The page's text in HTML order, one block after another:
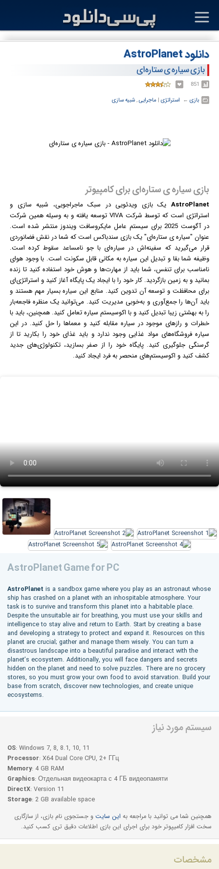
دانلود AstroPlanet
بازی سیاره ی ستاره‌ای
851
بازی ← ‏ استراتژی ‏| ماجرایی,شبیه سازی
بازی سیاره ی ستاره‌ای برای کامپیوتر
AstroPlanet یکبازی ویدئویی در سبک ماجراجویی، شبیه سازی و
استراتژی است که توسط شرکت VIVA توسعه یافته و به وسیله همین شرکت
در آگوست 2025 برای سیستم عامل مایکروسافت
ویندوزمنتشر شده است.
عنوان "سیاره ی ستاره‌ای" یک بازی سندباکس است که شما در نقش فضانوردی
قرار می‌گیرید که سفینه‌اش در سیاره‌ای با جو نامساعد سقوط کرده است.
وظیفه شما بقا و تبدیل این سیاره به مکانی قابل سکونت است. با وجود هوای
نامناسب برای تنفس، شما باید از مهارت‌ها و هوش خود استفاده کنید تا زنده
بمانید و به زمین بازگردید. کار خود را با ایجاد یک پایگاه آغاز کنید و استراتژی‌ای
برای محافظت و توسعه آن تدوین کنید. منابع این سیاره بسیار مهم هستند و
باید آن‌ها را جمع‌آوری و به‌خوبی مدیریت کنید. می‌توانید یک منظره فاجعه‌بار
را به بهشتی زیبا تبدیل کنید و با اکوسیستم سیاره تعامل کنید. همچنین، باید با
خطرات و رازهای موجود در سیاره مقابله کنید و معماها را حل کنید. در این
سیاره فروشگاه‌های مواد غذایی وجود ندارد و باید غذای خود را بکارید تا از
گرسنگی جلوگیری کنید. پایگاه خود را از صفر بسازید، تکنولوژی‌های جدید
کشف کنید و اکوسیستم‌های منحصر به فرد ایجاد کنید.
AstroPlanet Game for PC
AstroPlanet is a sandbox game where you play as an astronaut whose
ship has crashed on a planet with an inhospitable atmosphere. Your
task is to survive and transform this planet into a habitable place.
Despite the unsuitable air for breathing, you must use your skills and
intelligence to stay alive and return to Earth. Start by creating a base
and developing a strategy to protect and expand it. Resources on this
planet are crucial; gather and manage them wisely. You can turn a
disastrous landscape into a beautiful paradise and interact with the
planet’s ecosystem. Additionally, you will face dangers and secrets
hidden on the planet and need to solve puzzles. There are no grocery
stores, so you must grow your own food to avoid starvation. Build your
base from scratch, discover new technologies, and create unique
ecosystems.
سیستم مورد نیاز
OS: Windows 7, 8, 8.1, 10, 11
Processor: X64 Dual Core CPU, 2+ ГГц
Memory: 4 GB RAM
Graphics: Отдельная видеокарта с 4 ГБ видеопамяти
DirectX: Version 11
Storage: 2 GB available space
همچنین شما می توانید با مراجعه به این سایت و جستجوی نام بازی، از سازگاری
سخت افزار کامیپوتر خود برای اجرای این بازی اطلاعات دقیق تری کسب کنید.
مشخصات